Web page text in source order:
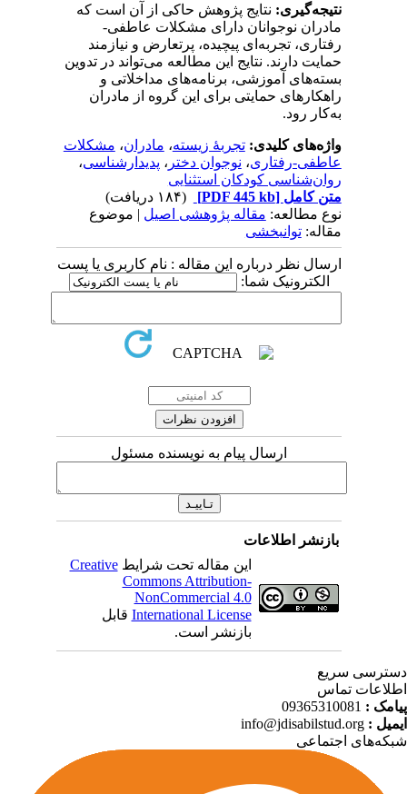
نتیجه‌گیری:نتایج پژوهش حاکی از آن است که
مادران نوجوانان دارای مشکلات عاطفی-
رفتاری، تجربه‌ای پیچیده، پرتعارض و نیازمند
حمایت دارند. نتایج این مطالعه می‌تواند در تدوین
بسته‌های آموزشی، برنامه‌های مداخلاتی و
راهکارهای حمایتی برای این گروه از مادران
به‌کار رود.
واژه‌های کلیدی:تجربۀ زیسته،مادران،مشکلات
عاطفی-رفتاری،نوجوان دختر، پدیدارشناسی،
روان‌شناسی کودکان استثنایی
متن کامل[PDF 445 kb]
نوع مطالعه:مقاله پژوهشی اصیل| موضوع
مقاله:توانبخشی
ارسال نظر درباره این مقاله : نام کاربری یا پست
الکترونیک شما:
ارسال پیام به نویسنده مسئول
بازنشر اطلاعات
این مقاله تحت شرایطCreative
Commons Attribution-
NonCommercial 4.0
International Licenseقابل
بازنشر است.
سریع
تماس
:
09365310081
:
info@jdisabilstud.org
اجتماعی